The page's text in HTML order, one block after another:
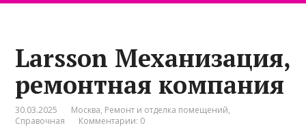
Larsson Механизация,
ремонтная компания
30.03.2025 Москва, Ремонт и отделка помещений,
Справочная
Комментарии: 0